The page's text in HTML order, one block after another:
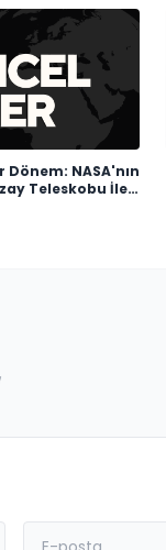
Dönem: NASA'nın
Teleskobu İle